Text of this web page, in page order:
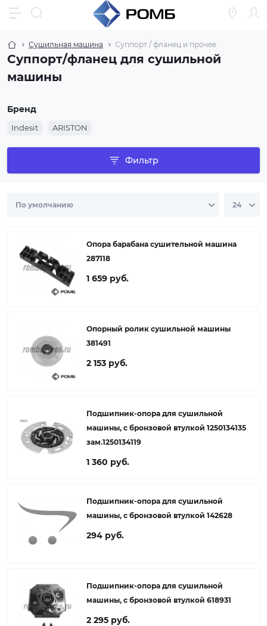
Сушильная машина Суппорт / фланец и прочее
Суппорт/фланец для сушильной
машины
Бренд
Indesit ARISTON
Фильтр
Опора барабана сушительной машина
287118
1 659 руб.
Опорный ролик сушильной машины
381491
2 153 руб.
Подшипник-опора для сушильной
машины, с бронзовой втулкой 1250134135
зам.1250134119
1 360 руб.
Подшипник-опора для сушильной
машины, с бронзовой втулкой 142628
294 руб.
Подшипник-опора для сушильной
машины, с бронзовой втулкой 618931
2 295 руб.